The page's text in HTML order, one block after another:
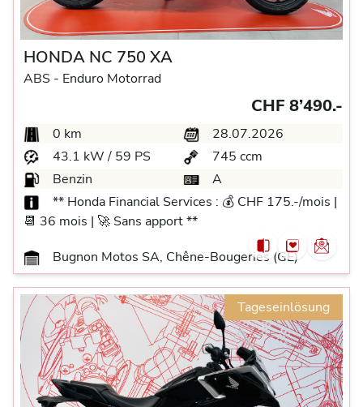
HONDA NC 750 XA
ABS - Enduro Motorrad
CHF 8’490.-
0 km
28.07.2026
43.1 kW / 59 PS
745 ccm
Benzin
A
** Honda Financial Services : 💰 CHF 175.-/mois |
📆 36 mois | 🚀 Sans apport **
Bugnon Motos SA, Chêne-Bougeries (GE)
Tageseinlösung